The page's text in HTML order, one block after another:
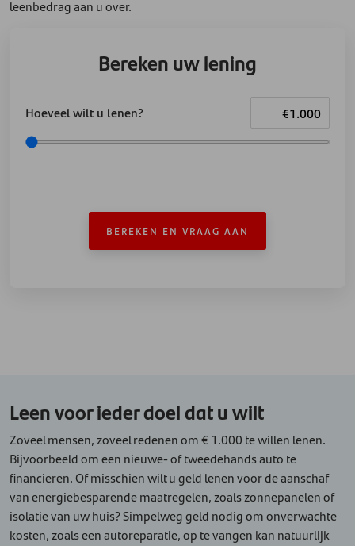
leenbedrag aan u over.
Bereken uw lening
Hoeveel wilt u lenen?
BEREKEN EN VRAAG AAN
Leen voor ieder doel dat u wilt
Zoveel mensen, zoveel redenen om € 1.000 te willen lenen.
Bijvoorbeeld om een nieuwe- of tweedehands auto te
financieren. Of misschien wilt u geld lenen voor de aanschaf
van energiebesparende maatregelen, zoals zonnepanelen of
isolatie van uw huis? Simpelweg geld nodig om onverwachte
kosten, zoals een autoreparatie, op te vangen kan natuurlijk